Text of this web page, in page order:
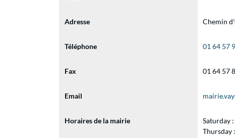
Adresse Chemin
Téléphone 01 64 57
Fax 01 64 57
Email
Horaires de la mairie
Saturday
Thursday